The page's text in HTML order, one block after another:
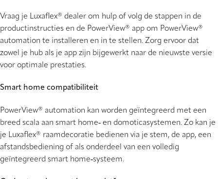
Vraag je Luxaflex® dealer om hulp of volg de stappen in de
productinstructies en de PowerView® app om PowerView®
automation te installeren en in te stellen. Zorg ervoor dat
zowel je hub als je app zijn bijgewerkt naar de nieuwste versie
voor optimale prestaties.
Smart home compatibiliteit
PowerView® automation kan worden geïntegreerd met een
breed scala aan smart home‑ en domoticasystemen. Zo kan je
je Luxaflex® raamdecoratie bedienen via je stem, de app, een
afstandsbediening of als onderdeel van een volledig
geïntegreerd smart home‑systeem.